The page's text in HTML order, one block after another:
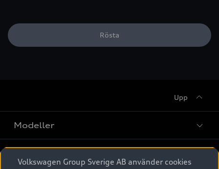
Rösta
Upp
Modeller
Volkswagen Group Sverige AB använder cookies